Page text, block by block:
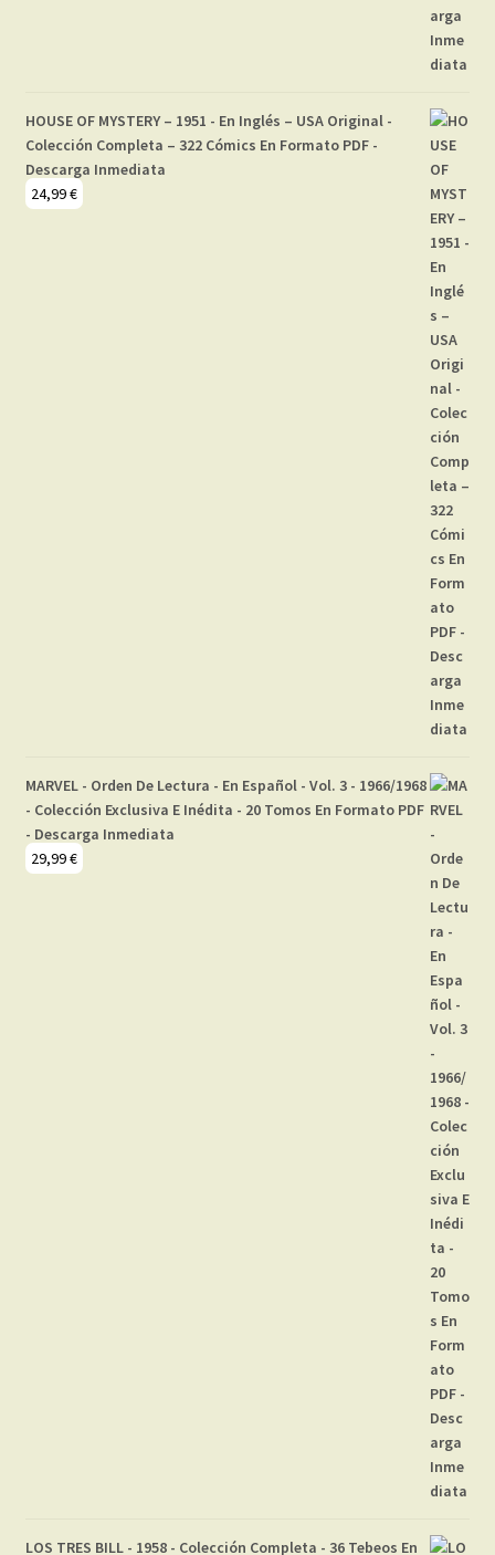
HOUSE OF MYSTERY – 1951 - En Inglés – USA Original -
Colección Completa – 322 Cómics En Formato PDF -
Descarga Inmediata
24,99€
MARVEL - Orden De Lectura - En Español - Vol. 3 - 1966/1968
- Colección Exclusiva E Inédita - 20 Tomos En Formato PDF
- Descarga Inmediata
29,99€
LOS TRES BILL - 1958 - Colección Completa - 36 Tebeos En